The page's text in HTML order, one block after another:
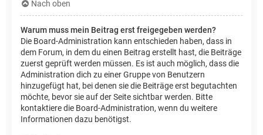
Nach oben
Warum muss mein Beitrag erst freigegeben werden?
Die Board-Administration kann entschieden haben, dass in
dem Forum, in dem du einen Beitrag erstellt hast, die Beiträge
zuerst geprüft werden müssen. Es ist auch möglich, dass die
Administration dich zu einer Gruppe von Benutzern
hinzugefügt hat, bei denen sie die Beiträge erst begutachten
möchte, bevor sie auf der Seite sichtbar werden. Bitte
kontaktiere die Board-Administration, wenn du weitere
Informationen dazu benötigst.